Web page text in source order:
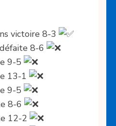
victoire 8-3
8-6
9-5
13-1
9-5
8-6
12-2